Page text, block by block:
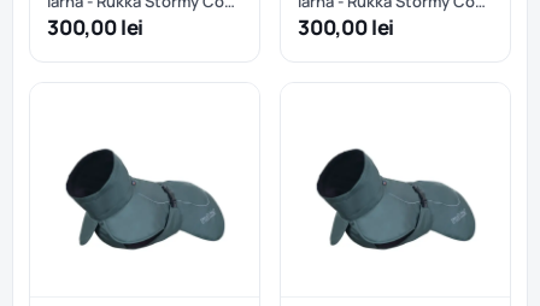
- Abricot - 25 cm
300,00 lei
- Abricot - 30 cm
300,00 lei